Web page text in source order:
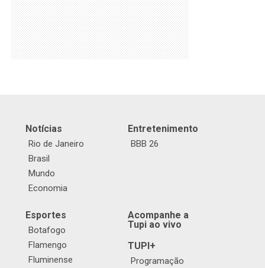
Notícias
Rio de Janeiro
Brasil
Mundo
Economia
Entretenimento
BBB 26
Esportes
Botafogo
Flamengo
Fluminense
Acompanhe a
Tupi ao vivo
TUPI+
Programação